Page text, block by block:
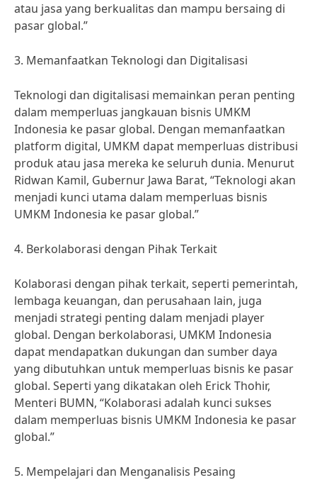
atau jasa yang berkualitas dan mampu bersaing di
pasar global.”
3. Memanfaatkan Teknologi dan Digitalisasi
Teknologi dan digitalisasi memainkan peran penting
dalam memperluas jangkauan bisnis UMKM
Indonesia ke pasar global. Dengan memanfaatkan
platform digital, UMKM dapat memperluas distribusi
produk atau jasa mereka ke seluruh dunia. Menurut
Ridwan Kamil, Gubernur Jawa Barat, “Teknologi akan
menjadi kunci utama dalam memperluas bisnis
UMKM Indonesia ke pasar global.”
4. Berkolaborasi dengan Pihak Terkait
Kolaborasi dengan pihak terkait, seperti pemerintah,
lembaga keuangan, dan perusahaan lain, juga
menjadi strategi penting dalam menjadi player
global. Dengan berkolaborasi, UMKM Indonesia
dapat mendapatkan dukungan dan sumber daya
yang dibutuhkan untuk memperluas bisnis ke pasar
global. Seperti yang dikatakan oleh Erick Thohir,
Menteri BUMN, “Kolaborasi adalah kunci sukses
dalam memperluas bisnis UMKM Indonesia ke pasar
global.”
5. Mempelajari dan Menganalisis Pesaing